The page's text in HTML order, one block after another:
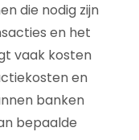
die nodig zijn
en het
vaak kosten
en
banken
bepaalde